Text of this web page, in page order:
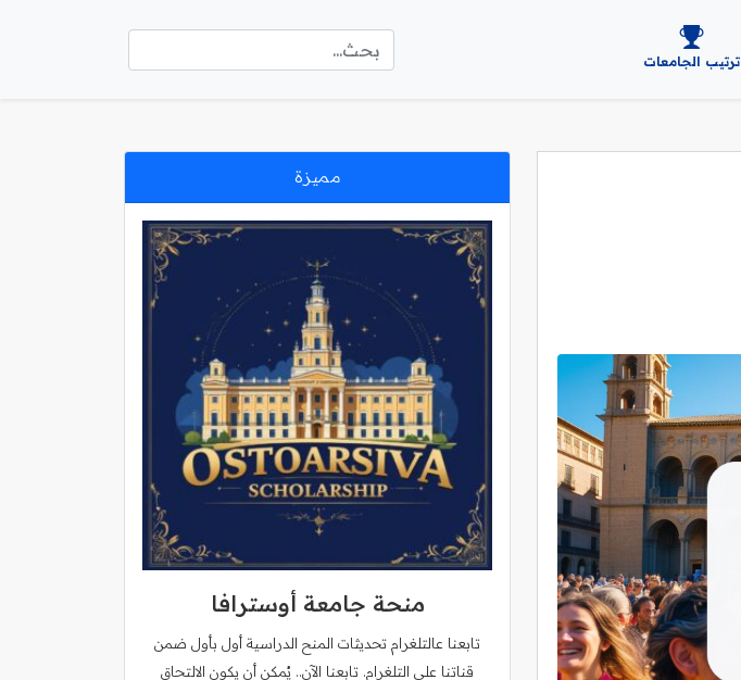
ترتيب الجامعات
مميزة
منحة جامعة أوسترافا
تابعنا عالتلغرام تحديثات المنح الدراسية أول بأول ضمن
قناتنا على التلغرام. تابعنا الآن.. يُمكن أن يكون الالتحاق